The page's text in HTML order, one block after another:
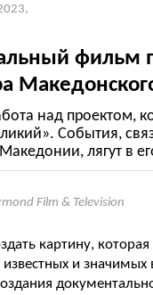
,
фильм
над проектом,
События,
лягут в
Film & Television
картину,
и значимых